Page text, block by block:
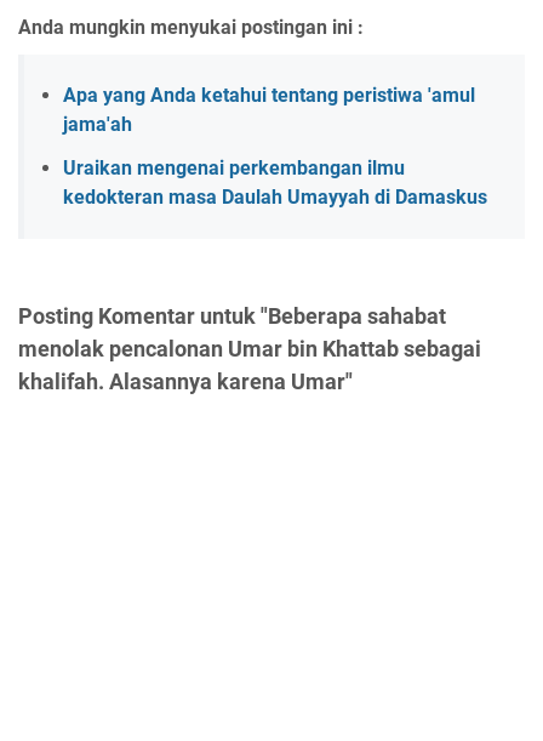
Anda mungkin menyukai postingan ini :
Apa yang Anda ketahui tentang peristiwa 'amul
jama'ah
Uraikan mengenai perkembangan ilmu
kedokteran masa Daulah Umayyah di Damaskus
Posting Komentar untuk "Beberapa sahabat
menolak pencalonan Umar bin Khattab sebagai
khalifah. Alasannya karena Umar"